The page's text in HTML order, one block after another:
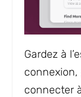
Gardez à
connexion,
connecter